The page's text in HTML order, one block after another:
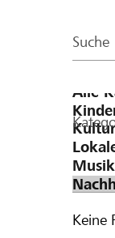
Suche
Keine